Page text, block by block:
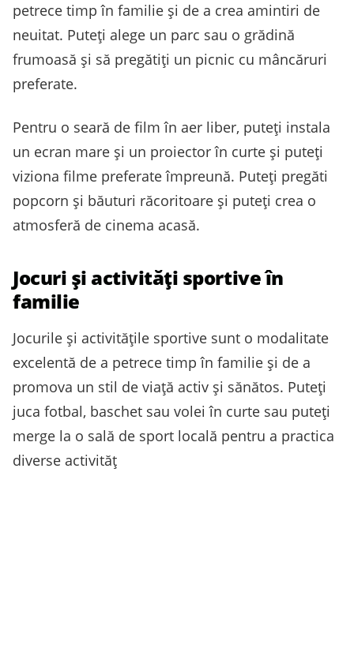
petrece timp în familie și de a crea amintiri de
neuitat. Puteți alege un parc sau o grădină
frumoasă și să pregătiți un picnic cu mâncăruri
preferate.
Pentru o seară de film în aer liber, puteți instala
un ecran mare și un proiector în curte și puteți
viziona filme preferate împreună. Puteți pregăti
popcorn și băuturi răcoritoare și puteți crea o
atmosferă de cinema acasă.
Jocuri și activități sportive în
familie
Jocurile și activitățile sportive sunt o modalitate
excelentă de a petrece timp în familie și de a
promova un stil de viață activ și sănătos. Puteți
juca fotbal, baschet sau volei în curte sau puteți
merge la o sală de sport locală pentru a practica
diverse activităț